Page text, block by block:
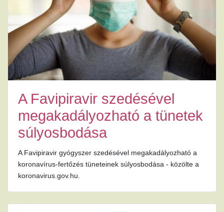
A Favipiravir szedésével
megakadályozható a tünetek
súlyosbodása
A Favipiravir gyógyszer szedésével megakadályozható a
koronavírus-fertőzés tüneteinek súlyosbodása - közölte a
koronavirus.gov.hu.